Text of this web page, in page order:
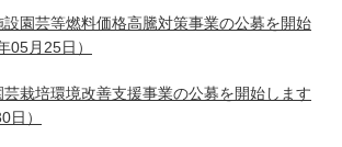
園芸等燃料価格高騰対策事業の公募を開始
05月25日）
栽培環境改善支援事業の公募を開始します
日）